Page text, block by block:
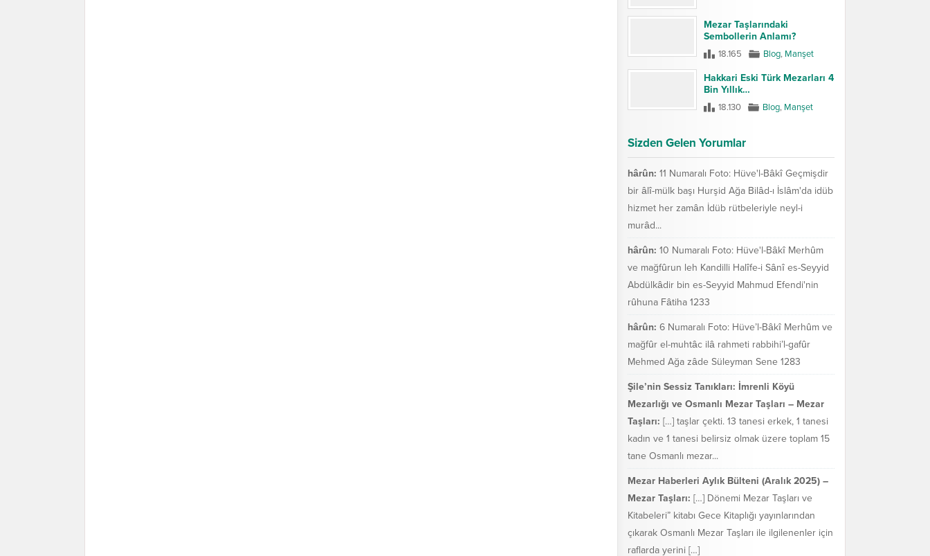
Mezar Taşlarındaki
Sembollerin Anlamı?
18.165 Blog, Manşet
Hakkari Eski Türk Mezarları 4
Bin Yıllık…
18.130 Blog, Manşet
Sizden Gelen Yorumlar
hârûn: 11 Numaralı Foto: Hüve'l-Bâkî Geçmişdir
bir âlî-mülk başı Hurşid Ağa Bilâd-ı İslâm'da idüb
hizmet her zamân İdüb rütbeleriyle neyl-i
murâd...
hârûn: 10 Numaralı Foto: Hüve'l-Bâkî Merhûm
ve mağfûrun leh Kandilli Halîfe-i Sânî es-Seyyid
Abdülkâdir bin es-Seyyid Mahmud Efendi'nin
rûhuna Fâtiha 1233
hârûn: 6 Numaralı Foto: Hüve’l-Bâkî Merhûm ve
mağfûr el-muhtâc ilâ rahmeti rabbihi’l-gafûr
Mehmed Ağa zâde Süleyman Sene 1283
Şile’nin Sessiz Tanıkları: İmrenli Köyü
Mezarlığı ve Osmanlı Mezar Taşları – Mezar
Taşları: […] taşlar çekti. 13 tanesi erkek, 1 tanesi
kadın ve 1 tanesi belirsiz olmak üzere toplam 15
tane Osmanlı mezar...
Mezar Haberleri Aylık Bülteni (Aralık 2025) –
Mezar Taşları: […] Dönemi Mezar Taşları ve
Kitabeleri” kitabı Gece Kitaplığı yayınlarından
çıkarak Osmanlı Mezar Taşları ile ilgilenenler için
raflarda yerini […]